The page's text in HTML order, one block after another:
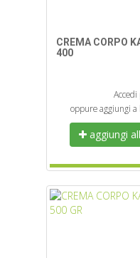
CREMA CORPO
400
oppure aggiungi
aggiungi